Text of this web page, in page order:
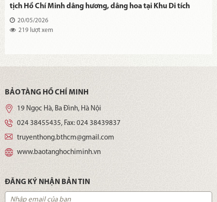
tịch Hồ Chí Minh dâng hương, dâng hoa tại Khu Di tích
lịch sử quốc gia đặc biệt Ngã ba Đồng Lộc và Di tích quốc
gia đặc biệt Khu lưu niệm Đại thi hào Nguyễn Du
20/05/2026
219 lượt xem
BẢO TÀNG HỒ CHÍ MINH
19 Ngọc Hà, Ba Đình, Hà Nội
024 38455435, Fax: 024 38439837
truyenthong.bthcm@gmail.com
www.baotanghochiminh.vn
ĐĂNG KÝ NHẬN BẢN TIN